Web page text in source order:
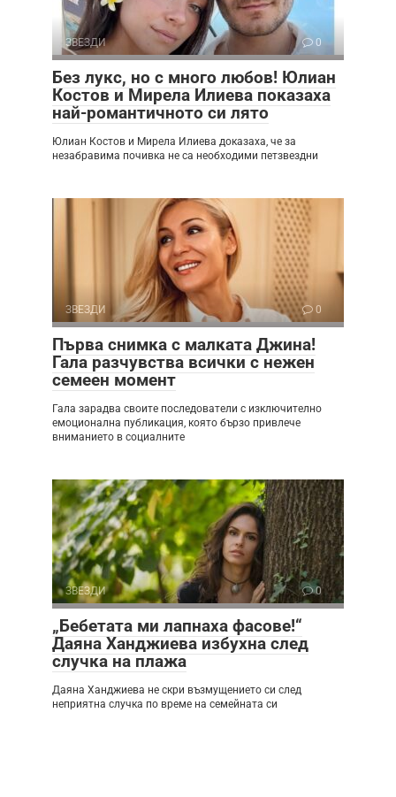
ЗВЕЗДИ 0
Без лукс, но с много любов! Юлиан
Костов и Мирела Илиева показаха
най-романтичното си лято
Юлиан Костов и Мирела Илиева доказаха, че за
незабравима почивка не са необходими петзвездни
ЗВЕЗДИ 0
Първа снимка с малката Джина!
Гала разчувства всички с нежен
семеен момент
Гала зарадва своите последователи с изключително
емоционална публикация, която бързо привлече
вниманието в социалните
ЗВЕЗДИ 0
„Бебетата ми лапнаха фасове!“
Даяна Ханджиева избухна след
случка на плажа
Даяна Ханджиева не скри възмущението си след
неприятна случка по време на семейната си